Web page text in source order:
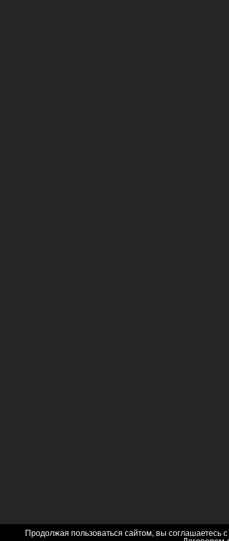
Продолжая пользоваться сайтом, вы соглашаетесь